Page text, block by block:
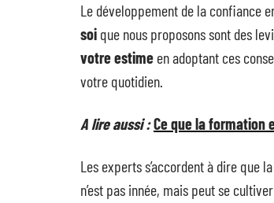
Le développement de la confiance
soi que nous proposons sont des
votre estime en adoptant ces
votre quotidien.
A lire aussi :Ce que la formation
Les experts s’accordent à dire que
n’est pas innée, mais peut se